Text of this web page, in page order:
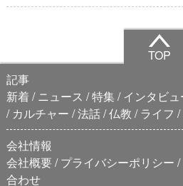
TOP
記事
新着
ニュース 特集 インタビュ
カルチャー 法話 仏教 ライフ
会社情報
会社概要 プライバシーポリシー
合わせ